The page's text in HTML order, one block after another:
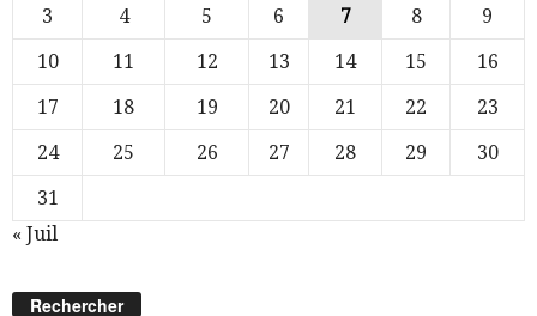
3
4 5 6 7 8
9
10
11 12 13 14 15
16
17
18 19 20 21 22
23
24
25 26 27 28 29
30
31
« Juil
Rechercher